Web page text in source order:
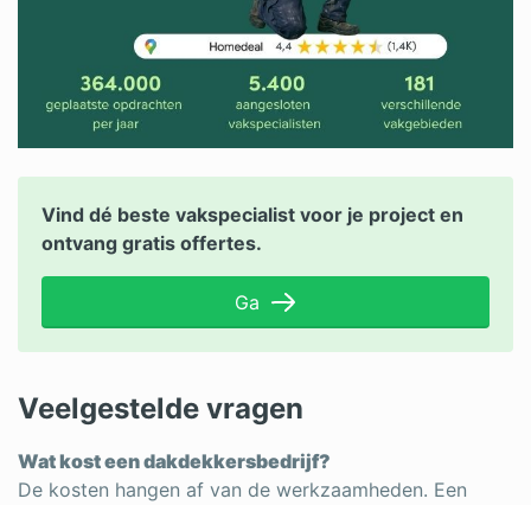
Vind dé beste vakspecialist voor je project en
ontvang gratis offertes.
Ga
Veelgestelde vragen
Wat kost een dakdekkersbedrijf?
De kosten hangen af van de werkzaamheden. Een